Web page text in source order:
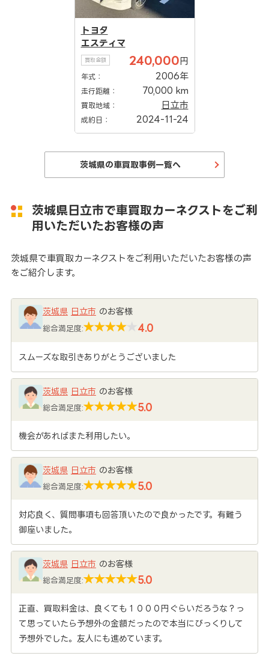
トヨタ
エスティマ
買取金額 240,000 円
年式： 2006年
走行距離： 70,000 km
買取地域： 日立市
成約日： 2024-11-24
茨城県の車買取事例一覧へ
茨城県日立市で車買取カーネクストをご利
用いただいたお客様の声
茨城県で車買取カーネクストをご利用いただいたお客様の声
をご紹介します。
茨城県 日立市 のお客様
総合満足度: 4.0
スムーズな取引きありがとうございました
茨城県 日立市 のお客様
総合満足度: 5.0
機会があればまた利用したい。
茨城県 日立市 のお客様
総合満足度: 5.0
対応良く、質問事項も回答頂いたので良かったです。有難う
御座いました。
茨城県 日立市 のお客様
総合満足度: 5.0
正直、買取料金は、良くても１０００円ぐらいだろうな？っ
て思っていたら予想外の金額だったので本当にびっくりして
予想外でした。友人にも進めています。